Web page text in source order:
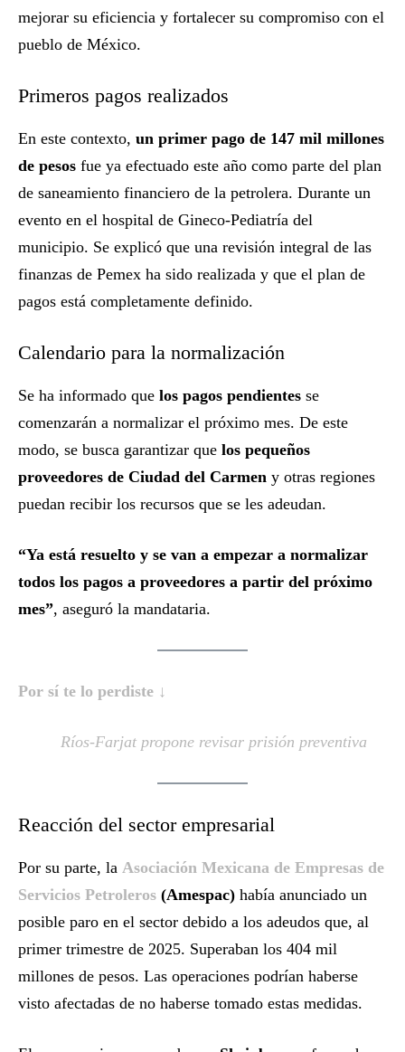
mejorar su eficiencia y fortalecer su compromiso con el
pueblo de México.
Primeros pagos realizados
En este contexto, un primer pago de 147 mil millones
de pesos fue ya efectuado este año como parte del plan
de saneamiento financiero de la petrolera. Durante un
evento en el hospital de Gineco-Pediatría del
municipio. Se explicó que una revisión integral de las
finanzas de Pemex ha sido realizada y que el plan de
pagos está completamente definido.
Calendario para la normalización
Se ha informado que los pagos pendientes se
comenzarán a normalizar el próximo mes. De este
modo, se busca garantizar que los pequeños
proveedores de Ciudad del Carmen y otras regiones
puedan recibir los recursos que se les adeudan.
“Ya está resuelto y se van a empezar a normalizar
todos los pagos a proveedores a partir del próximo
mes”, aseguró la mandataria.
Por sí te lo perdiste ↓
Ríos-Farjat propone revisar prisión preventiva
Reacción del sector empresarial
Por su parte, la Asociación Mexicana de Empresas de
Servicios Petroleros (Amespac) había anunciado un
posible paro en el sector debido a los adeudos que, al
primer trimestre de 2025. Superaban los 404 mil
millones de pesos. Las operaciones podrían haberse
visto afectadas de no haberse tomado estas medidas.